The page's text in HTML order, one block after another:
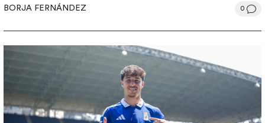
BORJA FERNÁNDEZ 0